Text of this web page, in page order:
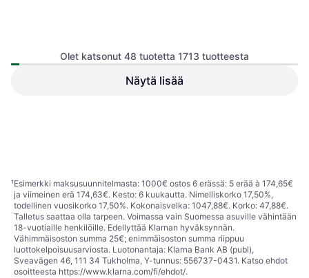
Witt IT102 90°
Vaakasuuntaisesti Kaareva
Olet katsonut 48 tuotetta 1713 tuotteesta
Näytä lisää
¹Esimerkki maksusuunnitelmasta: 1000€ ostos 6 erässä: 5 erää à 174,65€
ja viimeinen erä 174,63€. Kesto: 6 kuukautta. Nimelliskorko 17,50%,
todellinen vuosikorko 17,50%. Kokonaisvelka: 1047,88€. Korko: 47,88€.
Talletus saattaa olla tarpeen. Voimassa vain Suomessa asuville vähintään
18-vuotiaille henkilöille. Edellyttää Klarnan hyväksynnän.
Vähimmäisoston summa 25€; enimmäisoston summa riippuu
luottokelpoisuusarviosta. Luotonantaja: Klarna Bank AB (publ),
Sveavägen 46, 111 34 Tukholma, Y-tunnus: 556737-0431. Katso ehdot
osoitteesta https://www.klarna.com/fi/ehdot/.